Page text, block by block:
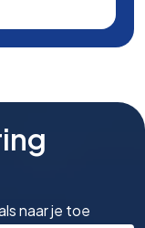
naar je toe